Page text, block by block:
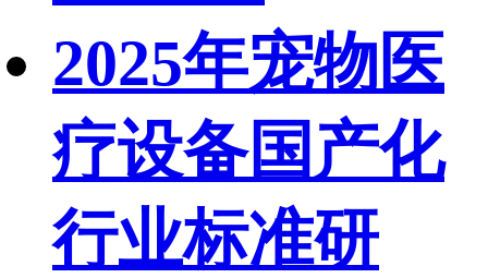
2025年宠物医
疗设备国产化
行业标准研